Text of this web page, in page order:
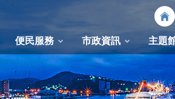
便民服務 市政資訊 主題